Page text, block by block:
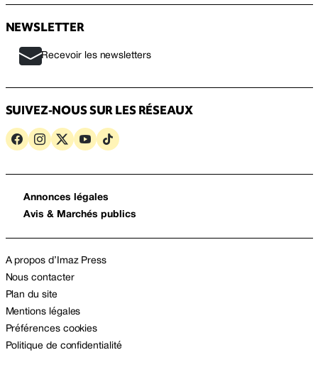
NEWSLETTER
Recevoir les newsletters
SUIVEZ-NOUS SUR LES RÉSEAUX
Annonces légales
Avis & Marchés publics
A propos d’Imaz Press
Nous contacter
Plan du site
Mentions légales
Préférences cookies
Politique de confidentialité